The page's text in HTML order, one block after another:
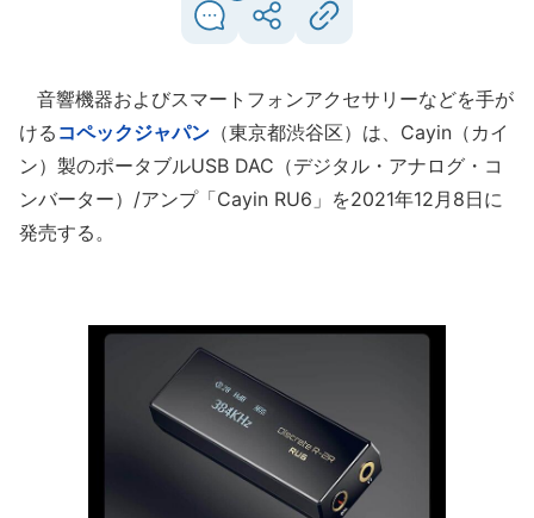
音響機器およびスマートフォンアクセサリーなどを手が
ける コペックジャパン （東京都渋谷区）は、Cayin（カイ
ン）製のポータブルUSB DAC（デジタル・アナログ・コ
ンバーター）/アンプ「Cayin RU6」を2021年12月8日に
発売する。